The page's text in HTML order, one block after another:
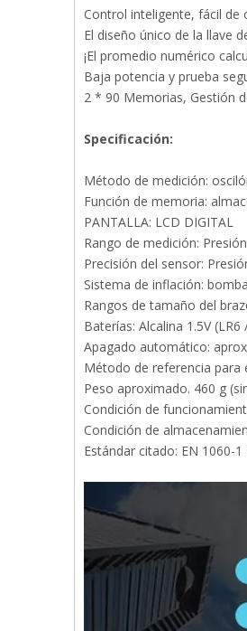
Control inteligente, fácil de
El diseño único de la llave
¡El promedio numérico
Baja potencia y prueba
2 * 90 Memorias, Gestión
Specificación:
Método de medición:
Función de memoria:
PANTALLA: LCD DIGITAL
Rango de medición:
Precisión del sensor:
Sistema de inflación:
Rangos de tamaño del
Baterías: Alcalina 1.5V
Apagado automático:
Método de referencia para
Peso aproximado. 460 g
Condición de
Condición de
Estándar citado: EN 1060-